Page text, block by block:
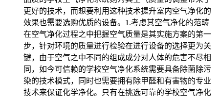
更好的技术，而想要利用这种技术提升室内空气净化的
效果也需要选购优质的设备。1.考虑其空气净化的范畴
在空气净化过程之中把握空气质量是其实施方案的第一
步，针对环境的质量进行检验在进行设备的选择更为关
键，由于空气之中不同的组成成分对人体的危害不尽相
同，如今可信赖的学校空气净化系统需要具备除菌除污
染的技术模式，同时也需要拥有除甲醛和有害物的专业
技术来保证化学净化。只有在挑选可靠的学校空气净化